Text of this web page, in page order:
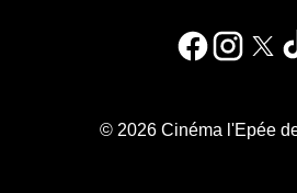
© 2026 Cinéma l'Epée